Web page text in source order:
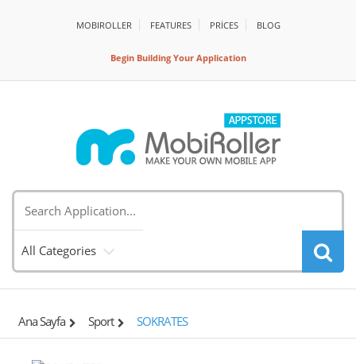
MOBIROLLER FEATURES PRİCES BLOG
Begin Building Your Application
All Categories
Ana Sayfa Sport SOKRATES